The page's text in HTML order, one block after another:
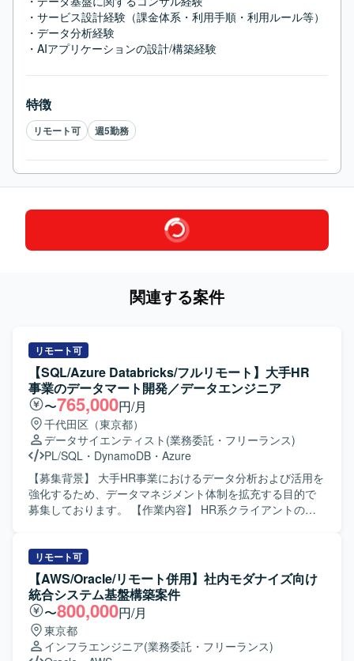
・サービス設計経験（課金体系・利用手順・利用ルール等）
・データ分析経験
・AIアプリケーションの設計/構築経験
特徴
リモート可 週5勤務
関連する案件
リモート可
【SQL/Azure Databricks/フルリモート】大手HR
事業のデータマート開発／データエンジニア
〜765,000円/月
千代田区（東京都）
データサイエンティスト (業務委託・フリーランス)
PL/SQL ・ DynamoDB ・ Azure
【募集背景】 大手HR事業におけるデータ分析および活用を
強化するため、データマネジメント体制を拡充する目的で
募集しております。 【作業内容】 HR系クライアントのデ
びワークフローの開発・保守運用、データマートの開発・
保守運用、データに関わる各種調査などを実施していただ
きます。データエンジニアとしてデータマート開発実装を
メインにご担当いただきつつ、データ要件の定義や必要に
応じた調査業務も一部お任せいたします。 【求める人物
像】 自らドメイン知識などの情報収集を行い、主体的にデ
ータエンジニアとしての業務を推進できる方を求めており
リモート可
【AWS/Oracle/リモート併用】社内モダナイズ向け
統合システム基盤構築案件
〜800,000円/月
東京都
インフラエンジニア(業務委託・フリーランス)